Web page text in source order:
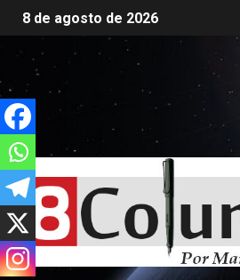
8 de agosto de 2026